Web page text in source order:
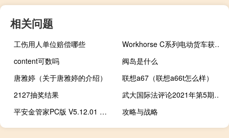
相关问题
工伤用人单位赔偿哪些
Workhorse C系列电动货车获得EPA合格证书
content可数吗
阀岛是什么
唐雅婷（关于唐雅婷的介绍）
联想a67（联想a66t怎么样）
2127抽奖结果
武大国际法评论2021年第5期（武大国际法评论）
平安金管家PC版 V5.12.01 最新免费版（平安金管家PC版 V5.12.01 最新免费版功能简介）
攻略与战略